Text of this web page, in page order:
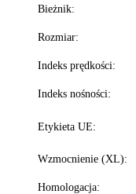
Bieżnik:
Rozmiar:
Indeks prędkości:
Indeks nośności:
Etykieta UE:
Wzmocnienie (XL):
Homologacja: